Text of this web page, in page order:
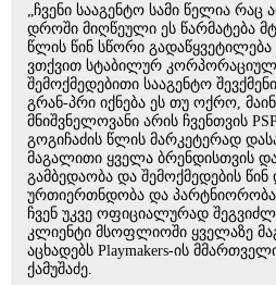
„ჩვენი სააგენტო სამი წელია
დროში მიღწეული ეს წარმატება
წლის წინ სწორი
ვთქვით სტაბილურ კორპორაციულ
შემოქმედებითი სააგენტო
გრან-პრი იქნება ეს თუ ოქრო,
მნიშვნელოვანი არის ჩვენთვის
გოგიჩაძის წლის მარკეტერად
მაგალითი ყველა ბრენდისთვის
გამბედაობა და შემოქმედების წინ
ურთიერთნდობა და
ჩვენ უკვე ოფიციალურად
კლიენტი მსოფლიოში ყველაზე
აცხადებს Playmakers-ის
ქამუშაძე.